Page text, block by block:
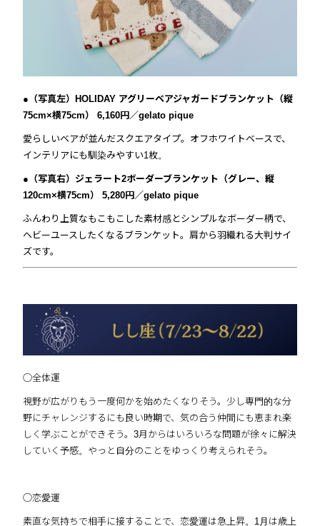
●（写真左）HOLIDAY アグリーベアジャガードブランケット（縦
75cm×横75cm） 6,160円／gelato pique
愛らしいベアが並んだスクエアタイプ。オフホワイトベースで、
インテリアにも馴染みやすい1枚。
●（写真右）ジェラート2ボーダーブランケット（グレー、縦
120cm×横75cm） 5,280円／gelato pique
ふんわり上質なもこもこした素材感とシンプルなボーダー柄で、
ヘビーユースしたくなるブランケット。肩から羽織れる大判サイ
ズです。
◯全体運
視野が広がりもう一度何かを始めたくなりそう。少し専門的な分
野にチャレンジするにも良い時期で、気の合う仲間にも恵まれ楽
しく学ぶことができそう。3月からはいろいろな問題が徐々に解決
していく予感。やっと自分のことをゆっくり考えられそう。
◯恋愛運
素直な気持ちで相手に接することで、恋愛運は急上昇。1月は歳上